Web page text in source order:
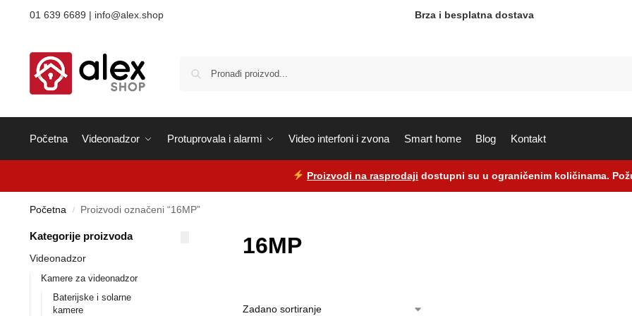
01 639 6689 | info@alex.shop Brza i besplatna dostava
Početna Videonadzor Protuprovala i alarmi Video interfoni i zvona Smart home Blog Kontakt
Proizvodi na rasprodaji dostupni su u ograničenim količinama.
Početna / Proizvodi označeni “16MP”
16MP
Kategorije proizvoda
Videonadzor
Kamere za videonadzor
Baterijske i solarne
kamere